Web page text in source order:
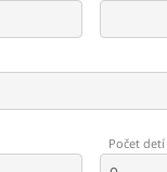
Počet detí